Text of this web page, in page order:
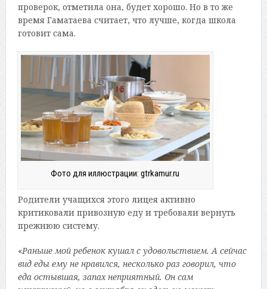
проверок, отметила она, будет хорошо. Но в то же
время Гаматаева считает, что лучше, когда школа
готовит сама.
Фото для иллюстрации: gtrkamur.ru
Родители учащихся этого лицея активно
критиковали привозную еду и требовали вернуть
прежнюю систему.
«Раньше мой ребенок кушал с удовольствием. А сейчас
вид еды ему не нравился, несколько раз говорил, что
еда остывшая, запах неприятный. Он сам